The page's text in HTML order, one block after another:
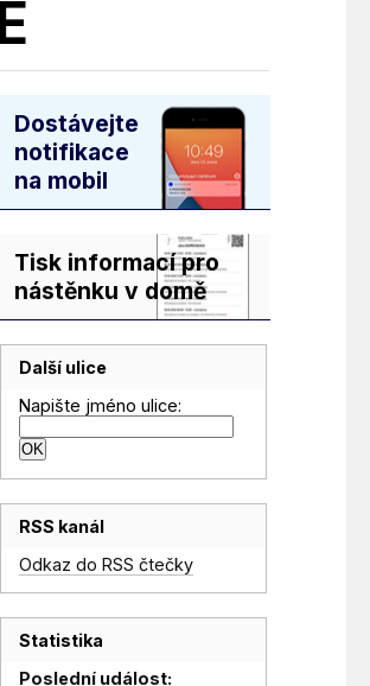
Dostávejte
notifikace
na mobil
Tisk informací pro
nástěnku v domě
Další ulice
Napište jméno ulice:
RSS kanál
Odkaz do RSS čtečky
Statistika
Poslední událost: